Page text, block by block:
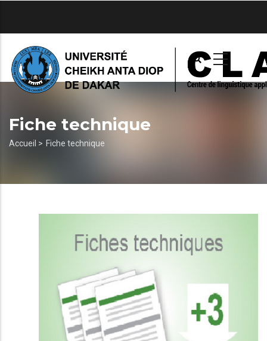
principal
Fiche technique
Fil
Accueil > Fiche technique